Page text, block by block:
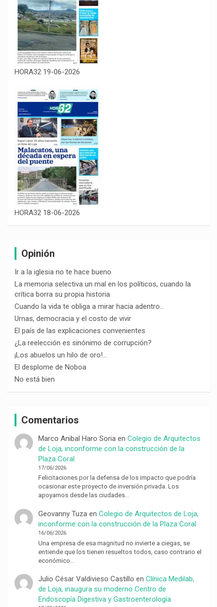
HORA32 19-06-2026
HORA32 18-06-2026
Opinión
Ir a la iglesia no te hace bueno
La memoria selectiva un mal en los políticos, cuando la
crítica borra su propia historia
Cuando la vida te obliga a mirar hacia adentro…
Urnas, democracia y el costo de vivir
El país de las explicaciones convenientes
¿La reelección es sinónimo de corrupción?
¡Los abuelos un hilo de oro!…
El desplome de Noboa
No está bien
Comentarios
Marco Anibal Haro Soriaen Colegio de Arquitectos
de Loja, inconforme con la construcción de la
Plaza Coral
17/06/2026
Felicitaciones por la defensa de los impacto que podría
ocasionar este proyecto de inversión privada. Los
apoyamos desde las ciudades…
Geovanny Tuzaen Colegio de Arquitectos de Loja,
inconforme con la construcción de la Plaza Coral
16/06/2026
Una empresa de esa magnitud no invierte a ciegas, se
entiende que los tienen resueltos todos, caso contrario el
económico…
Julio César Valdivieso Castillo en Clínica Medilab,
de Loja, inaugura su moderno Centro de
Endoscopía Digestiva y Gastroenterología